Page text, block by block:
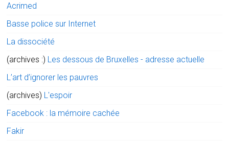
Acrimed
Basse police sur Internet
La dissociété
(archives :) Les dessous de Bruxelles - adresse actuelle
L’art d’ignorer les pauvres
(archives) L'espoir
Facebook : la mémoire cachée
Fakir